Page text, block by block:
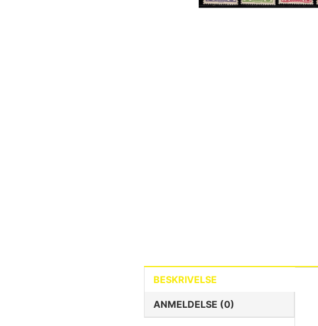
BESKRIVELSE
ANMELDELSE (0)